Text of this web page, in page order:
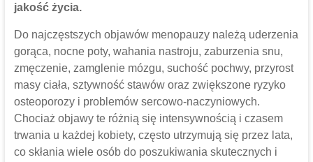
jakość życia.
Do najczęstszych objawów menopauzy należą uderzenia
gorąca, nocne poty, wahania nastroju, zaburzenia snu,
zmęczenie, zamglenie mózgu, suchość pochwy, przyrost
masy ciała, sztywność stawów oraz zwiększone ryzyko
osteoporozy i problemów sercowo-naczyniowych.
Chociaż objawy te różnią się intensywnością i czasem
trwania u każdej kobiety, często utrzymują się przez lata,
co skłania wiele osób do poszukiwania skutecznych i